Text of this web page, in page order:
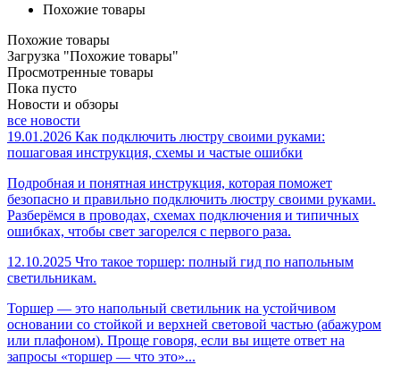
Похожие товары
Похожие товары
Загрузка "Похожие товары"
Просмотренные товары
Пока пусто
Новости и обзоры
все новости
19.01.2026 Как подключить люстру своими руками:
пошаговая инструкция, схемы и частые ошибки
Подробная и понятная инструкция, которая поможет
безопасно и правильно подключить люстру своими руками.
Разберёмся в проводах, схемах подключения и типичных
ошибках, чтобы свет загорелся с первого раза.
12.10.2025 Что такое торшер: полный гид по напольным
светильникам.
Торшер — это напольный светильник на устойчивом
основании со стойкой и верхней световой частью (абажуром
или плафоном). Проще говоря, если вы ищете ответ на
запросы «торшер — что это»...